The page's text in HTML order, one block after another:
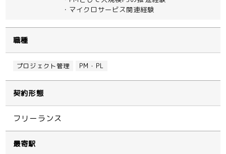
・マイクロサービス関連経験
職種
プロジェクト管理 PM・PL
契約形態
フリーランス
最寄駅